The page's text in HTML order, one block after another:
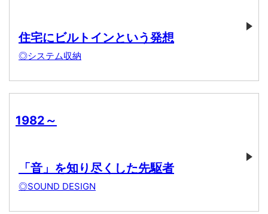
住宅にビルトインという発想
◎システム収納
1982～
「音」を知り尽くした先駆者
◎SOUND DESIGN